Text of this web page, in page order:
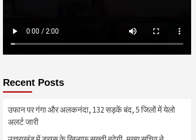
Recent Posts
उफान पर गंगा और अलकनंदा, 132 सड़कें बंद, 5 जिलों में येलो
अलर्ट जारी